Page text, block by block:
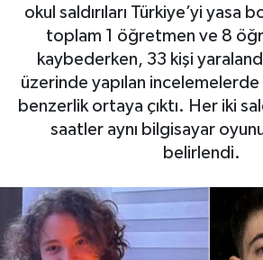
okul saldırıları Türkiye’yi yasa
toplam 1 öğretmen ve 8
kaybederken, 33 kişi
üzerinde yapılan
benzerlik ortaya çıktı. Her iki
saatler aynı bilgisayar
belirlendi.